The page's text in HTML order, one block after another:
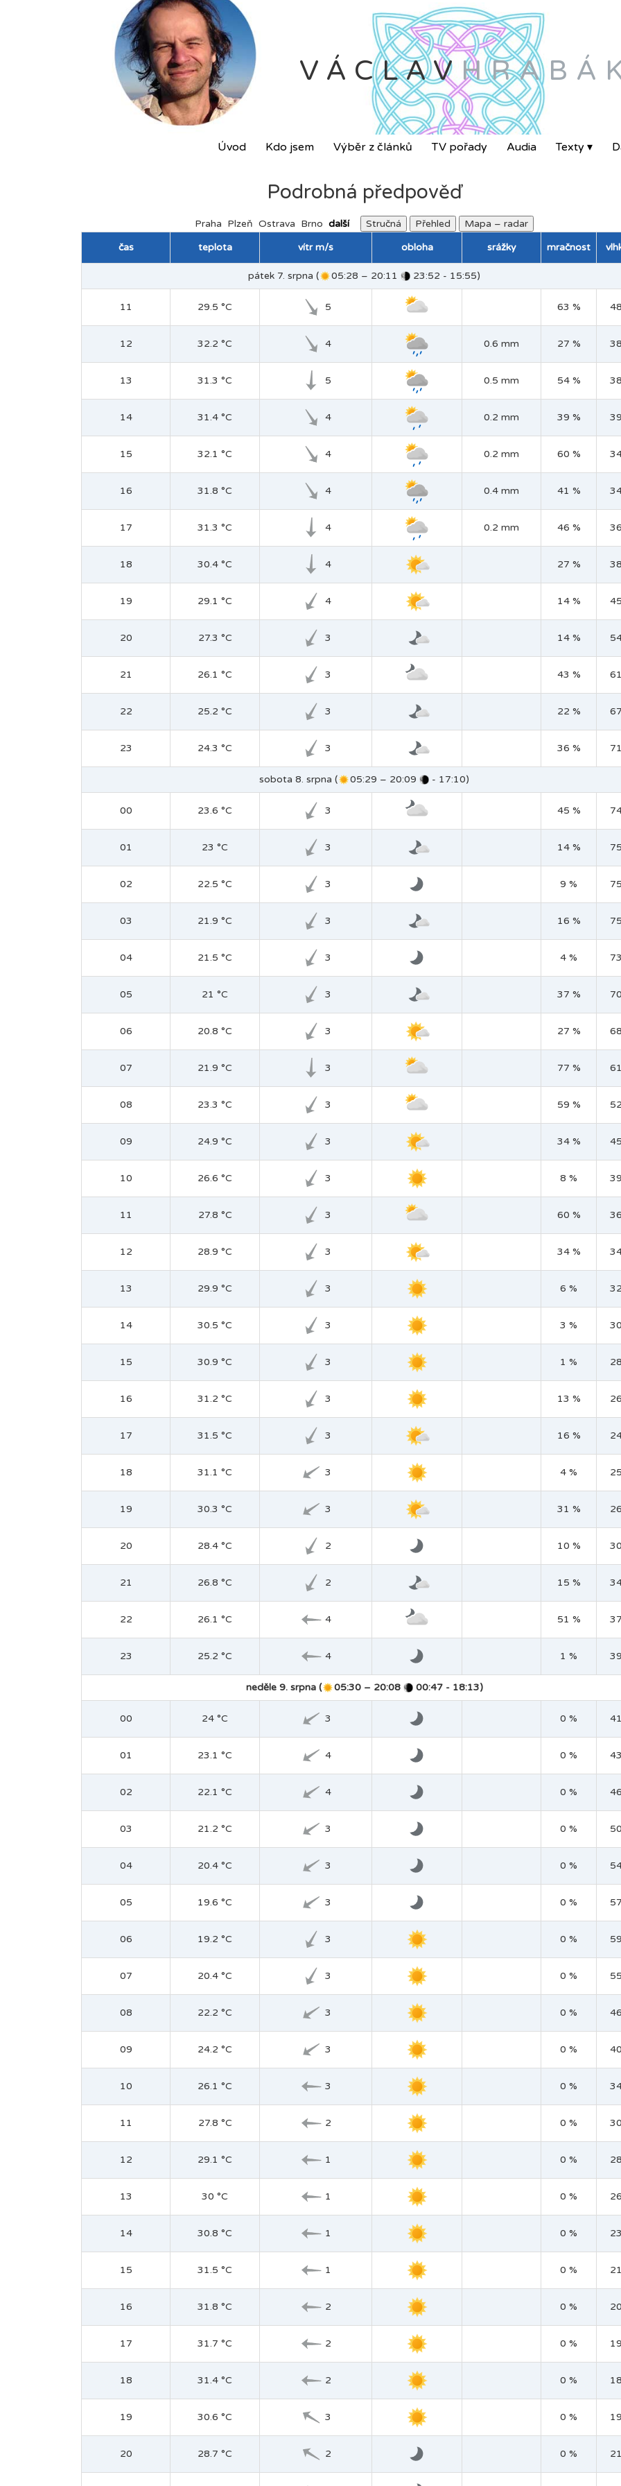
VÁCLAV
Úvod Kdo jsem Výběr z článků TV pořady Audia Texty ▾
Podrobná předpověď
Praha Plzeň Ostrava Brno další Stručná Přehled
Mapa – radar
čas
teplota vítr m/s obloha srážky mračnost
pátek 7. srpna ( 05:28 – 20:11 23:52 - 15:55)
11 29.5 °C 5 63 %
12 32.2 °C 4 0.6 mm 27 %
13 31.3 °C 5 0.5 mm 54 %
14 31.4 °C 4 0.2 mm 39 %
15 32.1 °C 4 0.2 mm 60 %
16 31.8 °C 4 0.4 mm 41 %
17 31.3 °C 4 0.2 mm 46 %
18 30.4 °C 4 27 %
19 29.1 °C 4 14 %
20 27.3 °C 3 14 %
21 26.1 °C 3 43 %
22 25.2 °C 3 22 %
23 24.3 °C 3 36 %
sobota 8. srpna ( 05:29 – 20:09 - 17:10)
00 23.6 °C 3 45 %
01 23 °C 3 14 %
02 22.5 °C 3 9 %
03 21.9 °C 3 16 %
04 21.5 °C 3 4 %
05 21 °C 3 37 %
06 20.8 °C 3 27 %
07 21.9 °C 3 77 %
08 23.3 °C 3 59 %
09 24.9 °C 3 34 %
10 26.6 °C 3 8 %
11 27.8 °C 3 60 %
12 28.9 °C 3 34 %
13 29.9 °C 3 6 %
14 30.5 °C 3 3 %
15 30.9 °C 3 1 %
16 31.2 °C 3 13 %
17 31.5 °C 3 16 %
18 31.1 °C 3 4 %
19 30.3 °C 3 31 %
20 28.4 °C 2 10 %
21 26.8 °C 2 15 %
22 26.1 °C 4 51 %
23 25.2 °C 4 1 %
neděle 9. srpna ( 05:30 – 20:08 00:47 - 18:13)
00 24 °C 3 0 %
01 23.1 °C 4 0 %
02 22.1 °C 4 0 %
03 21.2 °C 3 0 %
04 20.4 °C 3 0 %
05 19.6 °C 3 0 %
06 19.2 °C 3 0 %
07 20.4 °C 3 0 %
08 22.2 °C 3 0 %
09 24.2 °C 3 0 %
10 26.1 °C 3 0 %
11 27.8 °C 2 0 %
12 29.1 °C 1 0 %
13 30 °C 1 0 %
14 30.8 °C 1 0 %
15 31.5 °C 1 0 %
16 31.8 °C 2 0 %
17 31.7 °C 2 0 %
18 31.4 °C 2 0 %
19 30.6 °C 3 0 %
20 28.7 °C 2 0 %